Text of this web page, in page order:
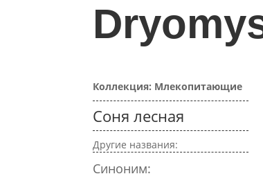
Коллекция: Млекопитающие
Соня лесная
Другие названия:
Синоним: